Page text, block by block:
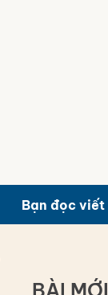
Bạn đọc viết